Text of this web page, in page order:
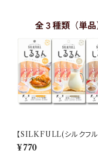
【SILKFULL(シルクフル
しるるんピューレ 各種（
売り） 腎臓ケア 腎臓
¥770